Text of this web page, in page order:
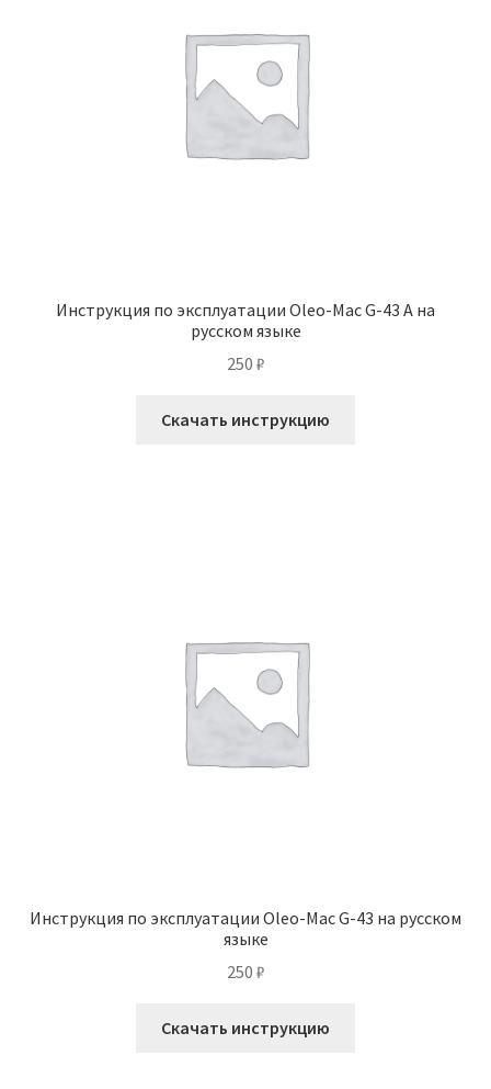
Инструкция по эксплуатации Oleo-Mac G-43 A на
русском языке
250 ₽
Скачать инструкцию
Инструкция по эксплуатации Oleo-Mac G-43 на русском
языке
250 ₽
Скачать инструкцию